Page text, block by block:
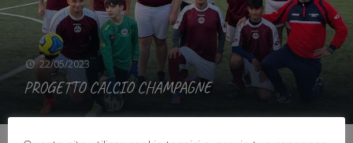
22/05/2023
PROGETTO CALCIO CHAMPAGNE